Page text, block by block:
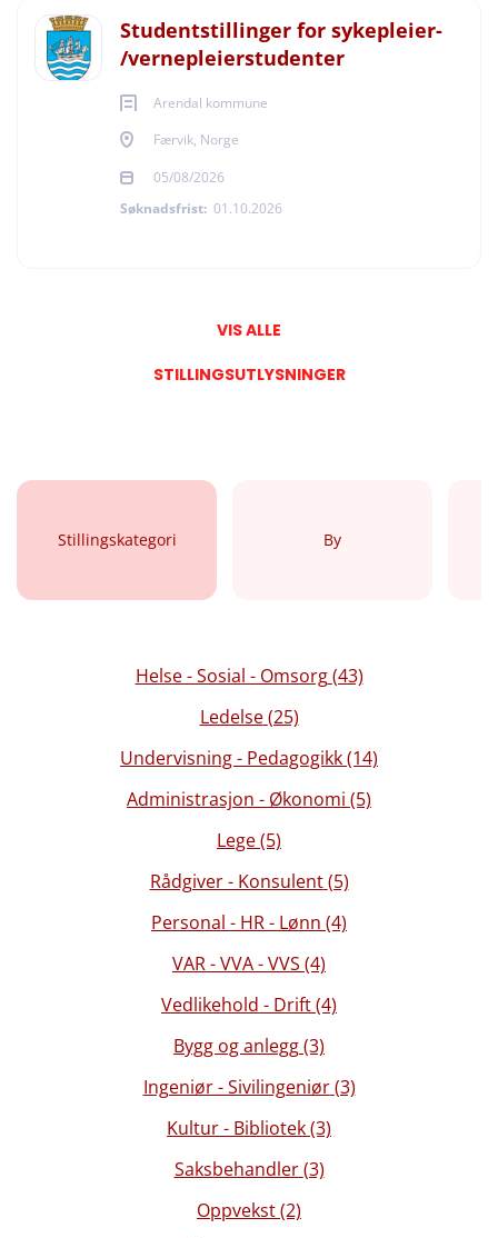
Studentstillinger for sykepleier-
/vernepleierstudenter
Arendal kommune
Færvik, Norge
05/08/2026
Søknadsfrist: 01.10.2026
VIS ALLE
STILLINGSUTLYSNINGER
Stillingskategori By
Helse - Sosial - Omsorg (43)
Ledelse (25)
Undervisning - Pedagogikk(14)
Administrasjon - Økonomi (5)
Lege(5)
Rådgiver - Konsulent (5)
Personal - HR - Lønn (4)
VAR - VVA - VVS (4)
Vedlikehold - Drift(4)
Bygg og anlegg(3)
Ingeniør - Sivilingeniør (3)
Kultur - Bibliotek(3)
Saksbehandler (3)
Oppvekst(2)